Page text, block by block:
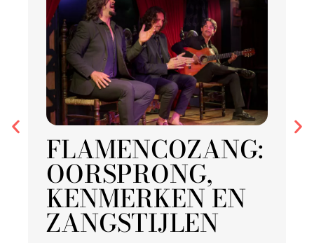
FLAMENCOZANG:
OORSPRONG,
KENMERKEN EN
ZANGSTIJLEN